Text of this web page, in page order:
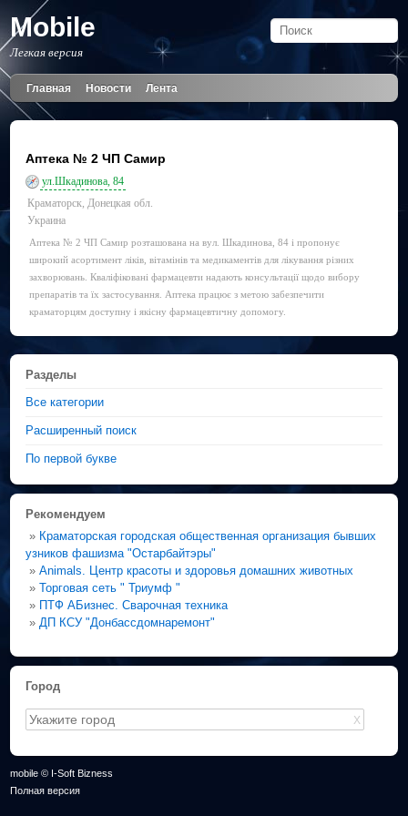
Mobile
Легкая версия
Главная Новости Лента
Аптека № 2 ЧП Самир
ул.Шкадинова, 84
Краматорск, Донецкая обл.
Украина
Аптека № 2 ЧП Самир розташована на вул. Шкадинова, 84 і пропонує
широкий асортимент ліків, вітамінів та медикаментів для лікування різних
захворювань. Кваліфіковані фармацевти надають консультації щодо вибору
препаратів та їх застосування. Аптека працює з метою забезпечити
краматорцям доступну і якісну фармацевтичну допомогу.
Разделы
Все категории
Расширенный поиск
По первой букве
Рекомендуем
» Краматорская городская общественная организация бывших
узников фашизма "Остарбайтэры"
»Animals. Центр красоты и здоровья домашних животных
»Торговая сеть " Триумф "
» ПТФ АБизнес. Сварочная техника
» ДП КСУ "Донбассдомнаремонт"
Город
X
mobile © I-Soft Bizness
Полная версия